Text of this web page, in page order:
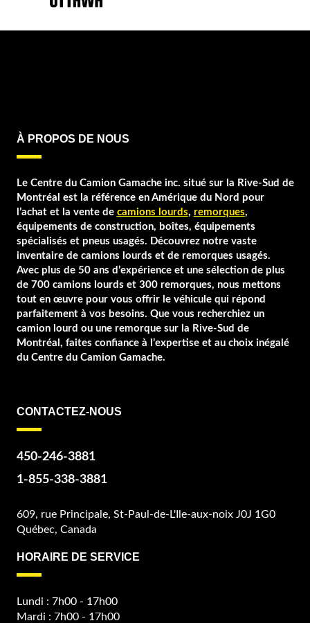
À PROPOS DE NOUS
Le Centre du Camion Gamache inc. situé sur la Rive-Sud de
Montréal est la référence en Amérique du Nord pour
l’achat et la vente de camions lourds, remorques,
équipements de construction, boîtes, équipements
spécialisés et pneus usagés. Découvrez notre vaste
inventaire de camions lourds et de remorques usagés.
Avec plus de 50 ans d’expérience et une sélection de plus
de 700 camions lourds et 300 remorques, nous mettons
tout en œuvre pour vous offrir le véhicule qui répond
parfaitement à vos besoins. Que vous recherchiez un
camion lourd ou une remorque sur la Rive-Sud de
Montréal, faites confiance à l’expertise et au choix inégalé
du Centre du Camion Gamache.
CONTACTEZ-NOUS
450-246-3881
1-855-338-3881
609, rue Principale, St-Paul-de-L'Ile-aux-noix J0J 1G0
Québec, Canada
HORAIRE DE SERVICE
Lundi : 7h00 - 17h00
Mardi : 7h00 - 17h00